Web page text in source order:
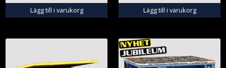
Lägg till i varukorg Lägg till i varukorg